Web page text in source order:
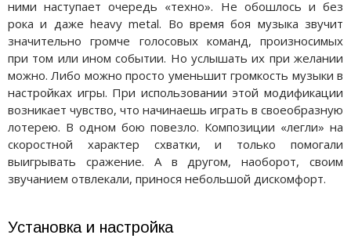
ними наступает очередь «техно». Не обошлось и без
рока и даже heavy metal. Во время боя музыка звучит
значительно громче голосовых команд, произносимых
при том или ином событии. Но услышать их при желании
можно. Либо можно просто уменьшит громкость музыки в
настройках игры. При использовании этой модификации
возникает чувство, что начинаешь играть в своеобразную
лотерею. В одном бою повезло. Композиции «легли» на
скоростной характер схватки, и только помогали
выигрывать сражение. А в другом, наоборот, своим
звучанием отвлекали, принося небольшой дискомфорт.
Установка и настройка